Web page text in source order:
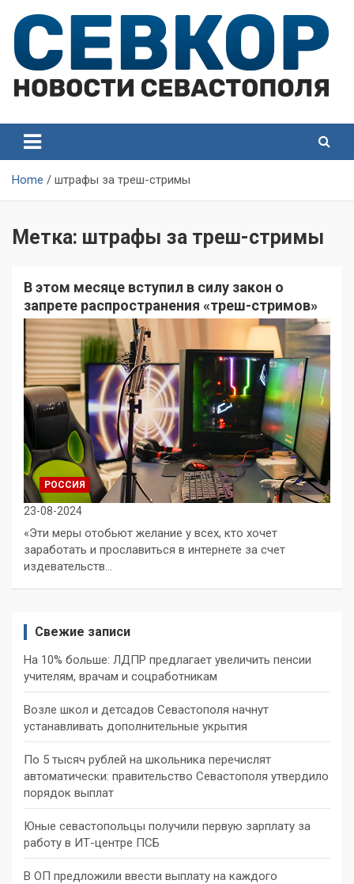
content
Севастополя
Севастополя
Home штрафы за треш-стримы
Метка: штрафы за треш-стримы
В этом месяце вступил в силу закон о
запрете распространения «треш-стримов»
РОССИЯ
23-08-2024
«Эти меры отобьют желание у всех, кто хочет
заработать и прославиться в интернете за счет
издевательств…
Свежие записи
На 10% больше: ЛДПР предлагает увеличить пенсии
учителям, врачам и соцработникам
Возле школ и детсадов Севастополя начнут
устанавливать дополнительные укрытия
По 5 тысяч рублей на школьника перечислят
автоматически: правительство Севастополя утвердило
порядок выплат
Юные севастопольцы получили первую зарплату за
работу в ИТ-центре ПСБ
В ОП предложили ввести выплату на каждого